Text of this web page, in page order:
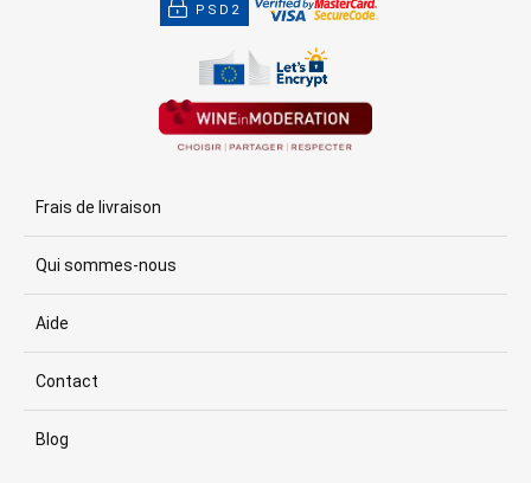
PSD2
Frais de livraison
Qui sommes-nous
Aide
Contact
Blog